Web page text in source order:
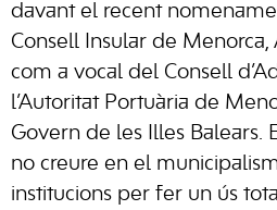
davant el recent
Consell Insular de
com a vocal del Consell
l’Autoritat Portuària de
Govern de les Illes Balears.
no creure en el
institucions per fer un ús